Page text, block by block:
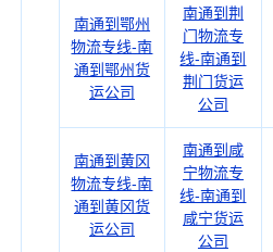
南通到鄂州
物流专线-南
通到鄂州货
运公司
南通到荆
门物流专
线-南通到
荆门货运
公司
南通到黄冈
物流专线-南
通到黄冈货
运公司
南通到咸
宁物流专
线-南通到
咸宁货运
公司